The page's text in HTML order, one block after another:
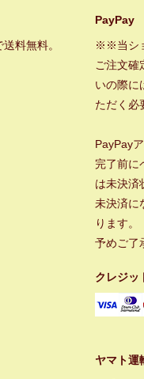
料無料。
PayPay
※※当シ
ご注文確
いの際に
ただく必
PayPay
完了前に
は未決済
未決済に
ります。
予めご了
クレジッ
ヤマト運